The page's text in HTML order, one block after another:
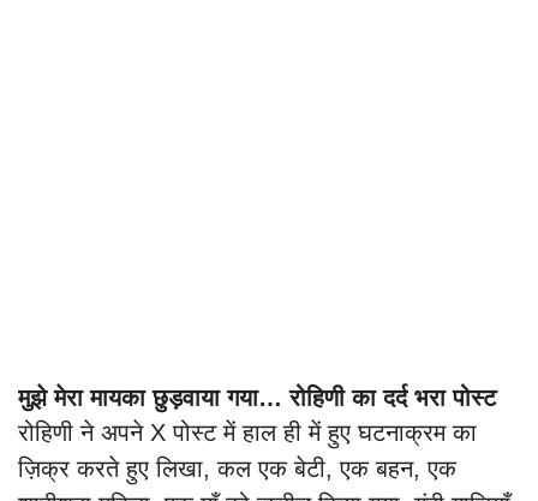
मुझे मेरा मायका छुड़वाया गया… रोहिणी का दर्द भरा पोस्ट
रोहिणी ने अपने X पोस्ट में हाल ही में हुए घटनाक्रम का
ज़िक्र करते हुए लिखा, कल एक बेटी, एक बहन, एक